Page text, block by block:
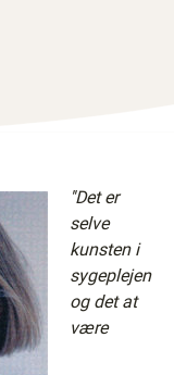
''Det er
selve
kunsten i
sygeplejen
og det at
være